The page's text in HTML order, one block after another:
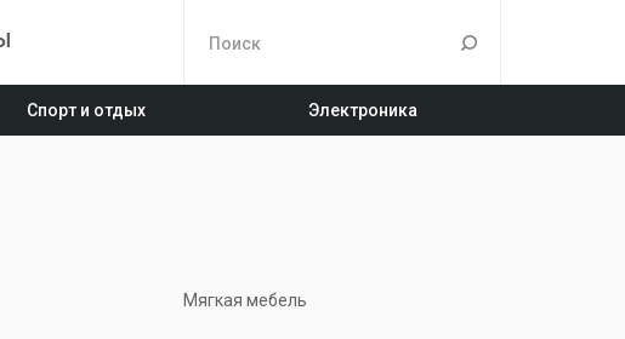
Спорт и отдых Электроника
Мягкая мебель